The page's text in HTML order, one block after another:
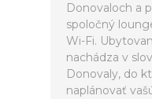
Donovaloch a
spoločný
Wi-Fi.
nachádza v
Donovaly, do
naplánovať